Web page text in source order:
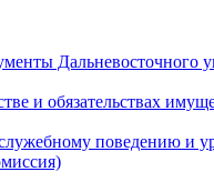
Дальневосточного
и обязательствах
поведению и